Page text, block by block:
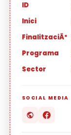
ID
Inici
FinalitzaciÃ³
Programa
Sector
SOCIAL MEDIA